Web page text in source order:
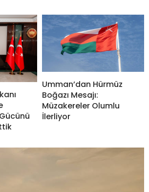
Umman’dan Hürmüz
Boğazı Mesajı:
Müzakereler Olumlu
İlerliyor